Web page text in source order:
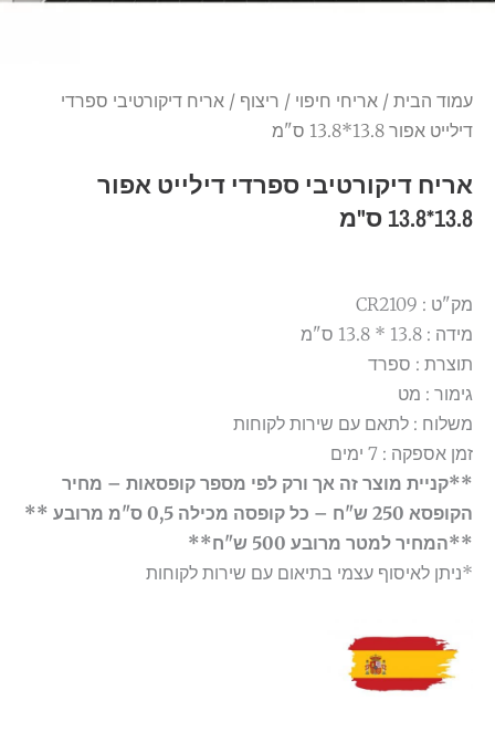
עמוד הבית / אריחי חיפוי / ריצוף / אריח דיקורטיבי ספרדי
דילייט אפור 13.8*13.8 ס"מ
אריח דיקורטיבי ספרדי דילייט אפור
13.8*13.8 ס"מ
מק"ט : CR2109
מידה : 13.8 * 13.8 ס"מ
תוצרת : ספרד
גימור : מט
משלוח : לתאם עם שירות לקוחות
זמן אספקה : 7 ימים
**קניית מוצר זה אך ורק לפי מספר קופסאות – מחיר
הקופסא 250 ש"ח – כל קופסה מכילה 0,5 ס"מ מרובע **
**המחיר למטר מרובע 500 ש"ח**
*ניתן לאיסוף עצמי בתיאום עם שירות לקוחות